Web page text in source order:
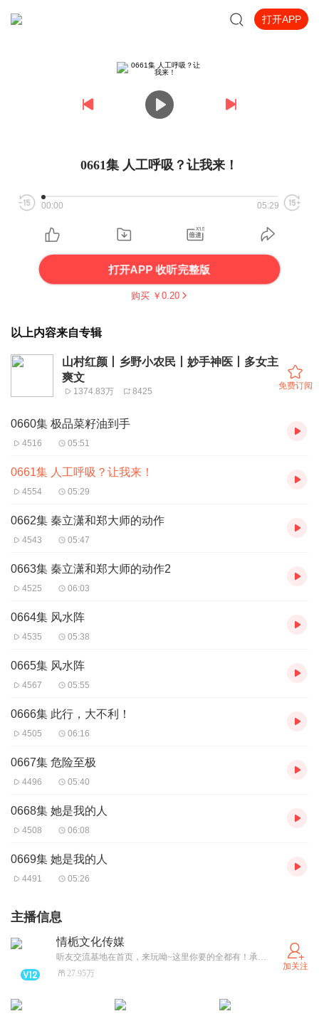
打开APP
0661集 人工呼吸？让我来！
00:00 05:29
打开APP 收听完整版
购买 ￥ 0.20
以上内容来自专辑
山村红颜丨乡野小农民丨妙手神医丨多女主
爽文
1374.83万 8425
免费订阅
0660集 极品菜籽油到手
4516 05:51
0661集 人工呼吸？让我来！
4554 05:29
0662集 秦立潇和郑大师的动作
4543 05:47
0663集 秦立潇和郑大师的动作2
4525 06:03
0664集 风水阵
4535 05:38
0665集 风水阵
4567 05:55
0666集 此行，大不利！
4505 06:16
0667集 危险至极
4496 05:40
0668集 她是我的人
4508 06:08
0669集 她是我的人
4491 05:26
主播信息
情栀文化传媒
听友交流基地在首页，来玩呦~这里你要的全都有！承接各类多人有声剧制作。商务合作请私信~
27.95万
加关注